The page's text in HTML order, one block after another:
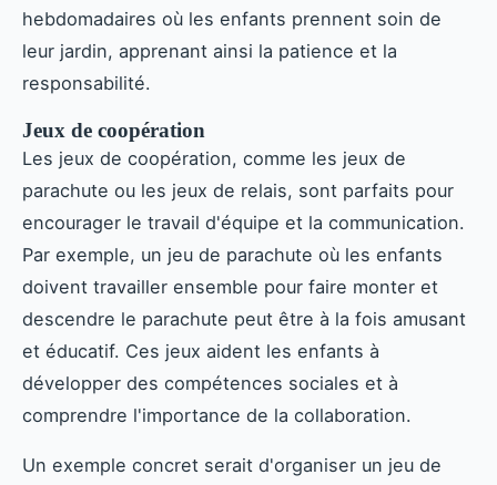
hebdomadaires où les enfants prennent soin de
leur jardin, apprenant ainsi la patience et la
responsabilité.
Jeux de coopération
Les jeux de coopération, comme les jeux de
parachute ou les jeux de relais, sont parfaits pour
encourager le travail d'équipe et la communication.
Par exemple, un jeu de parachute où les enfants
doivent travailler ensemble pour faire monter et
descendre le parachute peut être à la fois amusant
et éducatif. Ces jeux aident les enfants à
développer des compétences sociales et à
comprendre l'importance de la collaboration.
Un exemple concret serait d'organiser un jeu de